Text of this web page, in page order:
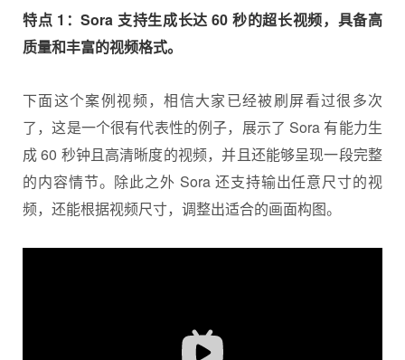
特点 1：Sora 支持生成长达 60 秒的超长视频，具备高
质量和丰富的视频格式。
下面这个案例视频，相信大家已经被刷屏看过很多次
了，这是一个很有代表性的例子，展示了 Sora 有能力生
成 60 秒钟且高清晰度的视频，并且还能够呈现一段完整
的内容情节。除此之外 Sora 还支持输出任意尺寸的视
频，还能根据视频尺寸，调整出适合的画面构图。